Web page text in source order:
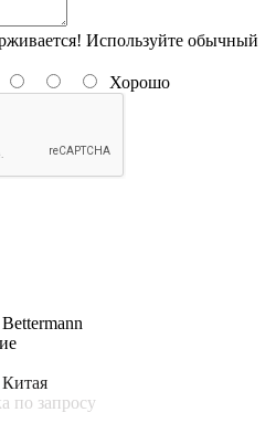
Используйте обычный
Хорошо
по запросу